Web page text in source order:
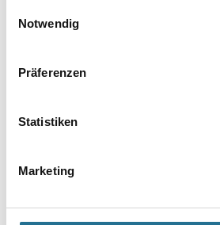
Notwendig
Präferenzen
Statistiken
Marketing
Umrechnungsfaktoren
PRODUKTEIGENSCHAFTEN